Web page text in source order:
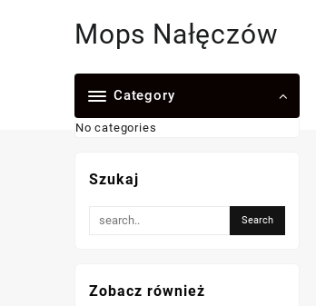
Mops Nałęczów
Category
No categories
Szukaj
Zobacz również